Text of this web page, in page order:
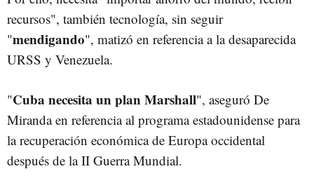
recursos", también tecnología, sin seguir
"mendigando", matizó en referencia a la desaparecida
URSS y Venezuela.
"Cuba necesita un plan Marshall", aseguró De
Miranda en referencia al programa estadounidense para
la recuperación económica de Europa occidental
después de la II Guerra Mundial.